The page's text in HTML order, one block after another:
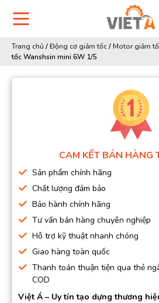
Trang chủ /Động cơ giảm tốc/Motor giảm
tốc Wanshsin mini 6W 1/5
CAM KẾT BÁN HÀNG
Sản phẩm chính hãng
Chất lượng đảm bảo
Bảo hành chính hãng
Tư vấn bán hàng chuyên nghiệp
Hỗ trợ kỹ thuật nhanh chóng
Giao hàng toàn quốc
Thanh toán thuận tiện qua thẻ
COD
Việt Á – Uy tín tạo dựng thương